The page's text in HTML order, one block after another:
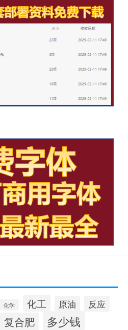
化学 化工 原油 反应
复合肥 多少钱